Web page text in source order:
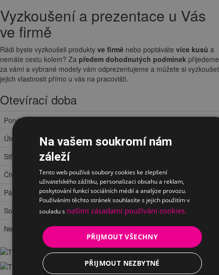
Vyzkoušení a prezentace u Vás
ve firmě
Rádi byste vyzkoušeli produkty ve firmě nebo poptáváte více kusů a
nemáte cestu kolem? Za předem dohodnutých podmínek přijedeme
za vámi a vybrané modely vám odprezentujeme a můžete si vyzkoušet
jejich vlastnosti přímo u vás na pracovišti.
Otevírací doba
Pondělí
Úterý
9:30 – 13:00 a 14:00 – 18:00
Středa
9:30 – 13:00 a 14:00 – 18:00
Čtvrtek
9:30 – 13:00 a 14:00 – 18:00
Pátek
8:00 – 13:00 a 14:00 – 16:30
Sobota
zavřeno
Neděle
zavřeno
Na vašem soukromí nám
záleží
Tento web používá soubory cookies ke zlepšení
uživatelského zážitku, personalizaci obsahu a reklam,
poskytování funkcí sociálních médií a analýze provozu.
Používáním těchto stránek souhlasíte s jejich použitím v
souladu s našimi zásadami používání cookies.
PŘIJMOUT VŠECHNY
PŘIJMOUT NEZBYTNÉ